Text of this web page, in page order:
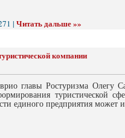
| Читать дальше »»
компании
главы Ростуризма Олегу
туристической
единого предприятия может